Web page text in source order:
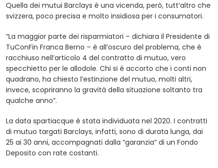
Quella dei mutui Barclays è una vicenda, però, tutt’altro che
svizzera, poco precisa e molto insidiosa per i consumatori.
“La maggior parte dei risparmiatori – dichiara il Presidente di
TuConFin Franca Berno – è all’oscuro del problema, che è
racchiuso nell’articolo 4 del contratto di mutuo, vero
specchietto per le allodole. Chi si è accorto che i conti non
quadrano, ha chiesto l’estinzione del mutuo, molti altri,
invece, scopriranno la gravità della situazione soltanto tra
qualche anno”.
La data spartiacque è stata individuata nel 2020. I contratti
di mutuo targati Barclays, infatti, sono di durata lunga, dai
25 ai 30 anni, accompagnati dalla “garanzia” di un Fondo
Deposito con rate costanti.